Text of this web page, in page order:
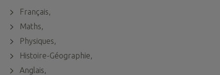
Français,
Maths,
Physiques,
Histoire-Géographie,
Anglais,